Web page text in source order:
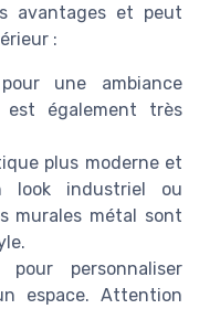
avantages et peut
:
une ambiance
également très
plus moderne et
industriel ou
murales métal sont
personnaliser
espace. Attention